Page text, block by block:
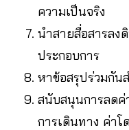
ความเป็นจริง
นำสายสื่อสารลง
ประกอบการ
หาข้อสรุปร่วมกัน
สนับสนุนการลดค่
การเดินทาง ค่าโ